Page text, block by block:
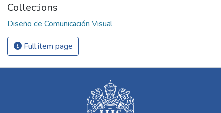
Collections
Diseño de Comunicación Visual
Full item page